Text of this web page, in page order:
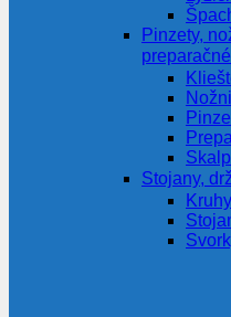
Pinzety,
Stojany,